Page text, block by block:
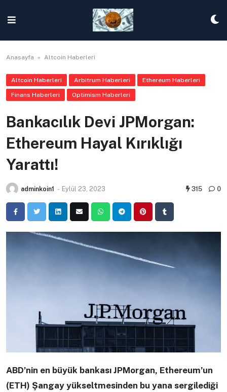
content
Anasayfa » Altcoin Haberleri
Altcoin Haberleri Arbitrum Haberleri Ethereum Haberleri
Finans Haberleri Optimism Haberleri
Bankacılık Devi JPMorgan:
Ethereum Hayal Kırıklığı
Yarattı!
adminkoin1 - Eylül 23, 2023 315 0
ABD’nin en büyük bankası JPMorgan, Ethereum’un
(ETH) Şangay yükseltmesinden bu yana sergilediği